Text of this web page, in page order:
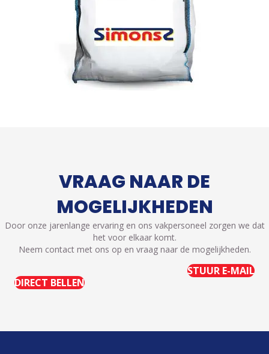
VRAAG NAAR DE
MOGELIJKHEDEN
Door onze jarenlange ervaring en ons vakpersoneel zorgen we dat
het voor elkaar komt.
Neem contact met ons op en vraag naar de mogelijkheden.
STUUR E-MAIL
DIRECT BELLEN